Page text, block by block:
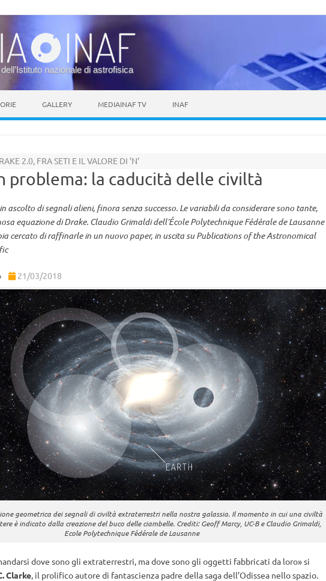
nazionale di astrofisica
GALLERY MEDIAINAF TV INAF
2.0, FRA SETI E IL VALORE DI ’N’
problema: la caducità delle civiltà
ascolto di segnali alieni, finora senza successo. Le variabili da considerare sono tante,
equazione di Drake. Claudio Grimaldi dell’École Polytechnique Fédérale de Lausanne
cercato di raffinarle in un nuovo paper, in uscita su Publications of the Astronomical
21/03/2018
geometrica dei segnali di civiltà extraterrestri nella nostra galassia. Il momento in cui una civiltà
è indicato dalla creazione del buco delle ciambelle. Crediti: Geoff Marcy, UC-B e Claudio Grimaldi,
Ecole Polytechnique Fédérale de Lausanne
dove sono gli extraterrestri, ma dove sono gli oggetti fabbricati da loro» si
Clarke, il prolifico autore di fantascienza padre della saga dell’Odissea nello spazio.